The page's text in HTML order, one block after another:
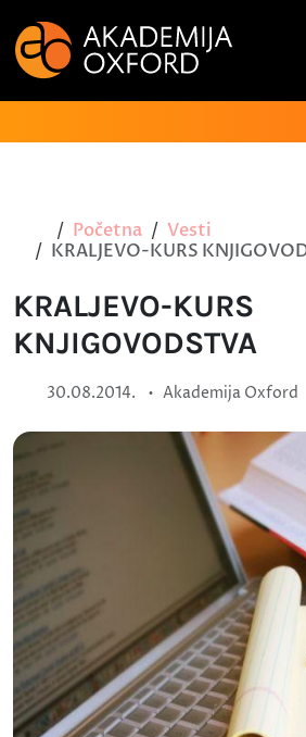
Početna
Vesti
KRALJEVO-KURS
KRALJEVO-KURS
KNJIGOVODSTVA
30.08.2014. • Akademija Oxford